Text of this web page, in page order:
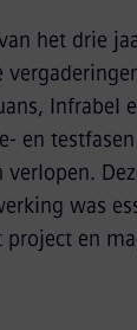
het drie
Infrabel
en
was
en